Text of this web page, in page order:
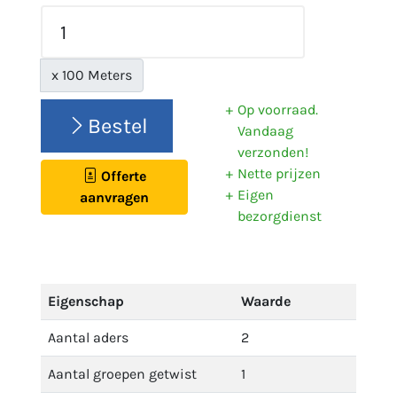
x 100 Meters
Bestel
Offerte
aanvragen
Op voorraad.
Vandaag
verzonden!
Nette prijzen
Eigen
bezorgdienst
Eigenschap Waarde
Aantal aders 2
Aantal groepen getwist 1